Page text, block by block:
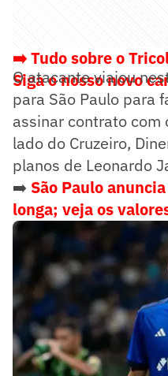
➡️ Tudo sobre o
Siga o nosso novo
O atacante viajou
para São Paulo para
assinar contrato com
lado do Cruzeiro,
planos de Leonardo
➡️ São Paulo
longa; veja os